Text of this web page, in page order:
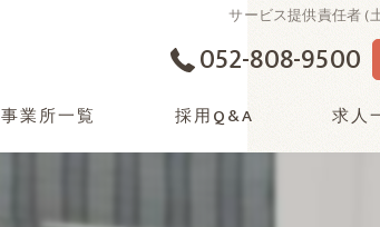
サービス提供責任者 (
052-808-9500
事業所一覧 採用Q&A 求人